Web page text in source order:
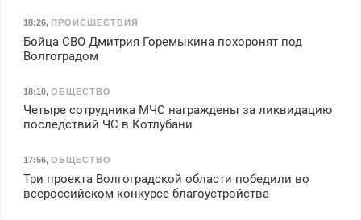
18:26, ПРОИСШЕСТВИЯ
Бойца СВО Дмитрия Горемыкина похоронят под
Волгоградом
18:10, ОБЩЕСТВО
Четыре сотрудника МЧС награждены за ликвидацию
последствий ЧС в Котлубани
17:56, ОБЩЕСТВО
Три проекта Волгоградской области победили во
всероссийском конкурсе благоустройства